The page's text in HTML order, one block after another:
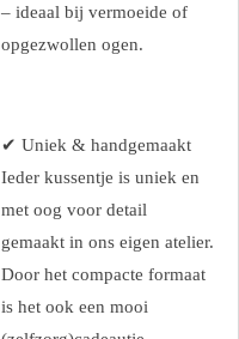
– ideaal bij vermoeide of
opgezwollen ogen.
✔ Uniek & handgemaakt
Ieder kussentje is uniek en
met oog voor detail
gemaakt in ons eigen atelier.
Door het compacte formaat
is het ook een mooi